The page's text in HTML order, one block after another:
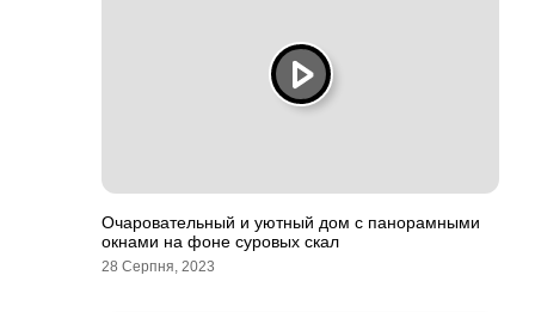
Очаровательный и уютный дом с панорамными
окнами на фоне суровых скал
28 Серпня, 2023